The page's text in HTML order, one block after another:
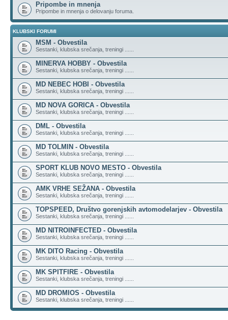
Pripombe in mnenja
Pripombe in mnenja o delovanju foruma.
KLUBSKI FORUMI
MSM - Obvestila
Sestanki, klubska srečanja, treningi ......
MINERVA HOBBY - Obvestila
Sestanki, klubska srečanja, treningi ......
MD NEBEC HOBI - Obvestila
Sestanki, klubska srečanja, treningi ......
MD NOVA GORICA - Obvestila
Sestanki, klubska srečanja, treningi ......
DML - Obvestila
Sestanki, klubska srečanja, treningi ......
MD TOLMIN - Obvestila
Sestanki, klubska srečanja, treningi ......
SPORT KLUB NOVO MESTO - Obvestila
Sestanki, klubska srečanja, treningi ......
AMK VRHE SEŽANA - Obvestila
Sestanki, klubska srečanja, treningi ......
TOPSPEED, Društvo gorenjskih avtomodelarjev - Obvestila
Sestanki, klubska srečanja, treningi ......
MD NITROINFECTED - Obvestila
Sestanki, klubska srečanja, treningi ......
MK DITO Racing - Obvestila
Sestanki, klubska srečanja, treningi ......
MK SPITFIRE - Obvestila
Sestanki, klubska srečanja, treningi ......
MD DROMIOS - Obvestila
Sestanki, klubska srečanja, treningi ......